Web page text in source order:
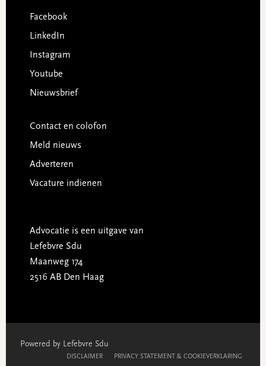
Facebook
LinkedIn
Instagram
Youtube
Nieuwsbrief
Contact en colofon
Meld nieuws
Adverteren
Vacature indienen
Advocatie is een uitgave van
Lefebvre Sdu
Maanweg 174
2516 AB Den Haag
Powered by Lefebvre Sdu
DISCLAIMER PRIVACY STATEMENT & COOKIEVERKLARING